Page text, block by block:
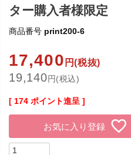
ター購入者様限定
商品番号 print200-6
17,400 円(税抜)
19,140円(税込)
[ 174 ポイント進呈 ]
お気に入り登録